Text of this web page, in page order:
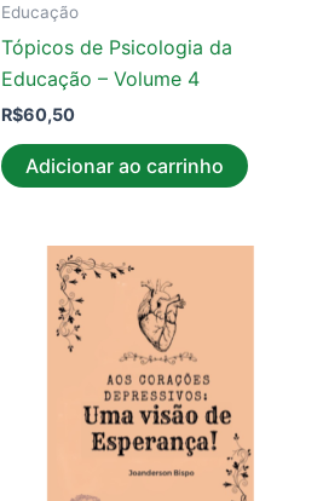
Educação
Tópicos de Psicologia da
Educação – Volume 4
R$60,50
Adicionar ao carrinho